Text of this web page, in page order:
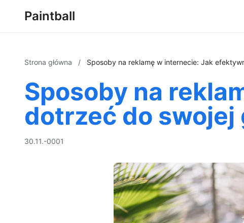
Paintball
Strona główna / Sposoby na reklamę w internecie: Jak
Sposoby na
dotrzeć do swojej
30.11.-0001